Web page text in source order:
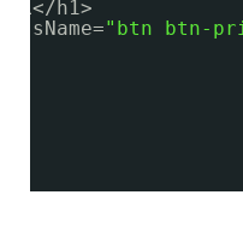
<h1>ברוך הבא</h1>
"btn btn-